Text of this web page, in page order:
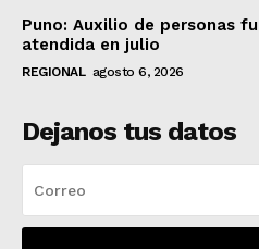
Puno: Auxilio de personas
atendida en julio
REGIONAL agosto 6, 2026
Dejanos tus datos